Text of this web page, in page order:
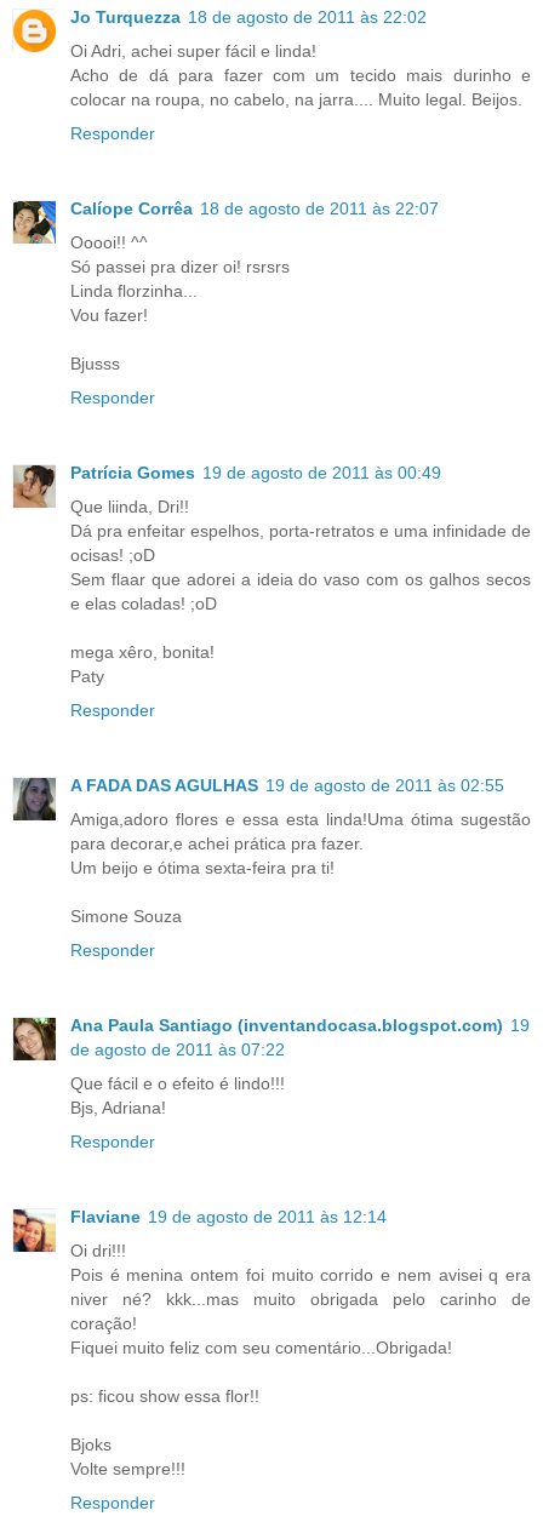
Jo Turquezza 18 de agosto de 2011 às 22:02
Oi Adri, achei super fácil e linda!
Acho de dá para fazer com um tecido mais durinho e
colocar na roupa, no cabelo, na jarra.... Muito legal. Beijos.
Responder
Calíope Corrêa 18 de agosto de 2011 às 22:07
Ooooi!! ^^
Só passei pra dizer oi! rsrsrs
Linda florzinha...
Vou fazer!
Bjusss
Responder
Patrícia Gomes 19 de agosto de 2011 às 00:49
Que liinda, Dri!!
Dá pra enfeitar espelhos, porta-retratos e uma infinidade de
ocisas! ;oD
Sem flaar que adorei a ideia do vaso com os galhos secos
e elas coladas! ;oD
mega xêro, bonita!
Paty
Responder
A FADA DAS AGULHAS 19 de agosto de 2011 às 02:55
Amiga,adoro flores e essa esta linda!Uma ótima sugestão
para decorar,e achei prática pra fazer.
Um beijo e ótima sexta-feira pra ti!
Simone Souza
Responder
Ana Paula Santiago (inventandocasa.blogspot.com) 19
de agosto de 2011 às 07:22
Que fácil e o efeito é lindo!!!
Bjs, Adriana!
Responder
Flaviane 19 de agosto de 2011 às 12:14
Oi dri!!!
Pois é menina ontem foi muito corrido e nem avisei q era
niver né? kkk...mas muito obrigada pelo carinho de
coração!
Fiquei muito feliz com seu comentário...Obrigada!
ps: ficou show essa flor!!
Bjoks
Volte sempre!!!
Responder